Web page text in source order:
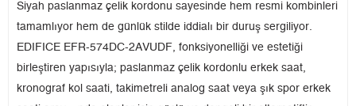
Siyah paslanmaz çelik kordonu sayesinde hem resmi kombinleri
tamamlıyor hem de günlük stilde iddialı bir duruş sergiliyor.
EDIFICE EFR-574DC-2AVUDF, fonksiyonelliği ve estetiği
birleştiren yapısıyla; paslanmaz çelik kordonlu erkek saat,
kronograf kol saati, takimetreli analog saat veya şık spor erkek